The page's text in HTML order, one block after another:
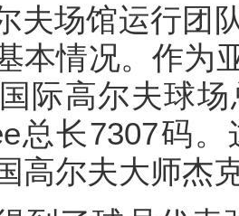
夫场馆运行团
本情况。作为
际高尔夫球
总长7307码
高尔夫大师杰